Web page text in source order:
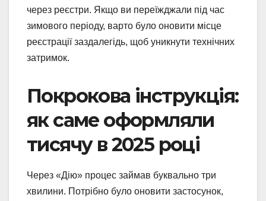
через реєстри. Якщо ви переїжджали під час
зимового періоду, варто було оновити місце
реєстрації заздалегідь, щоб уникнути технічних
затримок.
Покрокова інструкція:
як саме оформляли
тисячу в 2025 році
Через «Дію» процес займав буквально три
хвилини. Потрібно було оновити застосунок,